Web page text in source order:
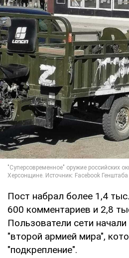
Пост набрал более 1,4
600 комментариев и 2,8
Пользователи сети
"второй армией мира",
"подкрепление".